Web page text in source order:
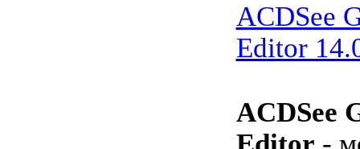
ACDSee
Editor
ACDSee